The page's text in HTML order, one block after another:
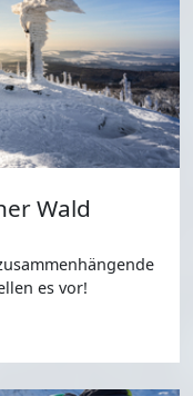
Wald
es vor!